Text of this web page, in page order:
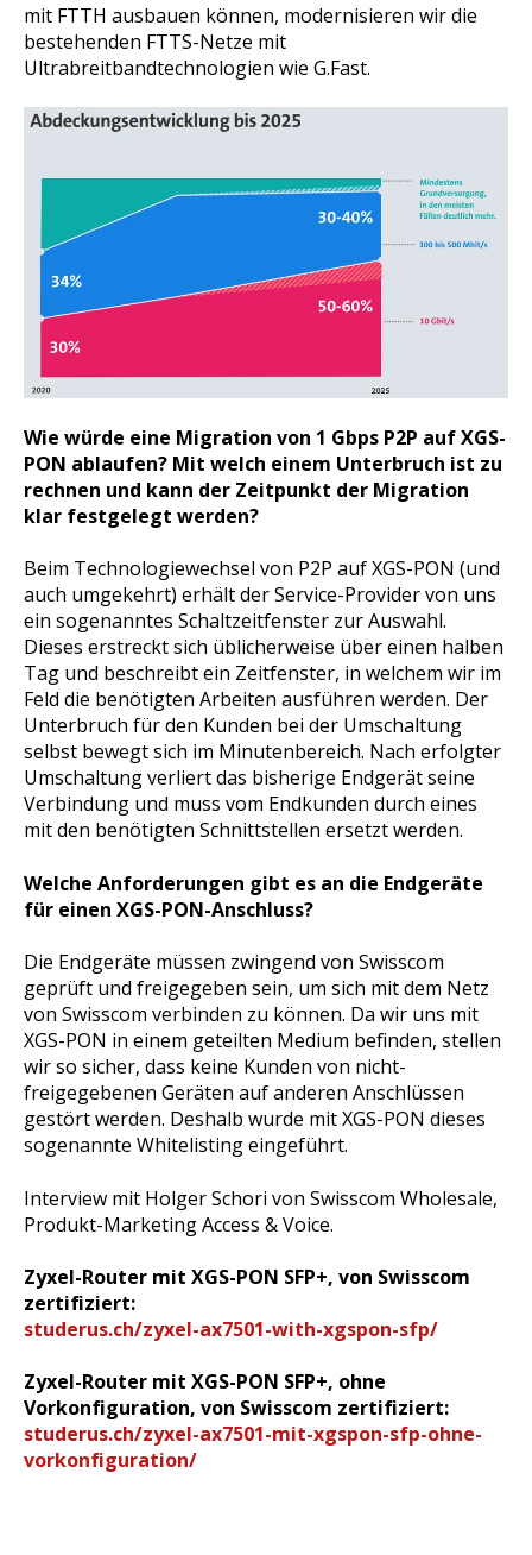
mit FTTH ausbauen können, modernisieren wir die
bestehenden FTTS-Netze mit
Ultrabreitbandtechnologien wie G.Fast.
Wie würde eine Migration von 1 Gbps P2P auf XGS-
PON ablaufen? Mit welch einem Unterbruch ist zu
rechnen und kann der Zeitpunkt der Migration
klar festgelegt werden?
Beim Technologiewechsel von P2P auf XGS-PON (und
auch umgekehrt) erhält der Service-Provider von uns
ein sogenanntes Schaltzeitfenster zur Auswahl.
Dieses erstreckt sich üblicherweise über einen halben
Tag und beschreibt ein Zeitfenster, in welchem wir im
Feld die benötigten Arbeiten ausführen werden. Der
Unterbruch für den Kunden bei der Umschaltung
selbst bewegt sich im Minutenbereich. Nach erfolgter
Umschaltung verliert das bisherige Endgerät seine
Verbindung und muss vom Endkunden durch eines
mit den benötigten Schnittstellen ersetzt werden.
Welche Anforderungen gibt es an die Endgeräte
für einen XGS-PON-Anschluss?
Die Endgeräte müssen zwingend von Swisscom
geprüft und freigegeben sein, um sich mit dem Netz
von Swisscom verbinden zu können. Da wir uns mit
XGS-PON in einem geteilten Medium befinden, stellen
wir so sicher, dass keine Kunden von nicht-
freigegebenen Geräten auf anderen Anschlüssen
gestört werden. Deshalb wurde mit XGS-PON dieses
sogenannte Whitelisting eingeführt.
Interview mit Holger Schori von Swisscom Wholesale,
Produkt-Marketing Access & Voice.
Zyxel-Router mit XGS-PON SFP+, von Swisscom
zertifiziert:
studerus.ch/zyxel-ax7501-with-xgspon-sfp/
Zyxel-Router mit XGS-PON SFP+, ohne
Vorkonfiguration, von Swisscom zertifiziert:
studerus.ch/zyxel-ax7501-mit-xgspon-sfp-ohne-
vorkonfiguration/